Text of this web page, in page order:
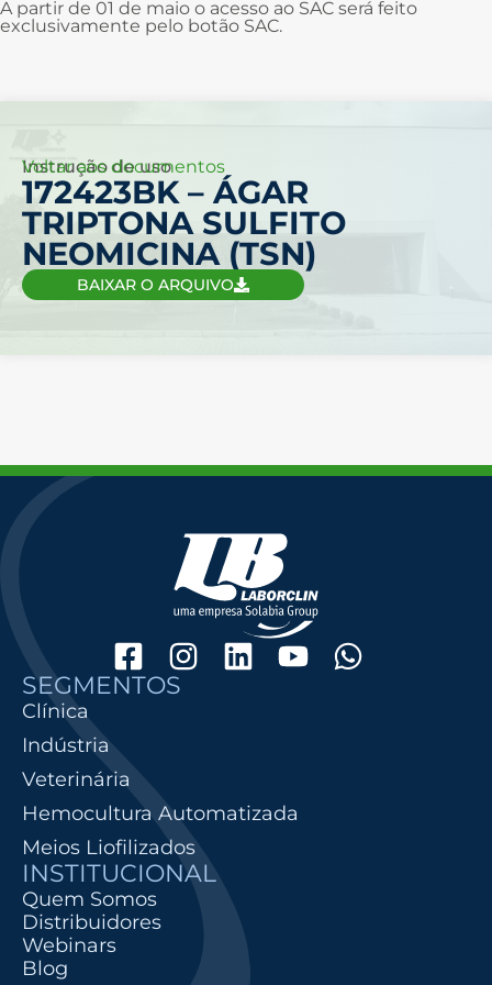
A partir de 01 de maio o acesso ao SAC será feito
exclusivamente pelo botão SAC.
Voltar aos documentos
Instrução de uso
172423BK – ÁGAR
TRIPTONA SULFITO
NEOMICINA (TSN)
BAIXAR O ARQUIVO
SEGMENTOS
Clínica
Indústria
Veterinária
Hemocultura Automatizada
Meios Liofilizados
INSTITUCIONAL
Quem Somos
Distribuidores
Webinars
Blog